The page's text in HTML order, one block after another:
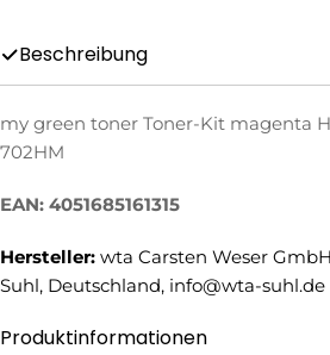
Eine Frage
Name
E-
Mail
Beschreibung
my green toner Toner-Kit magenta
702HM
EAN: 4051685161315
Hersteller: wta Carsten Weser
Suhl, Deutschland, info@wta-suhl.de
Produktinformationen